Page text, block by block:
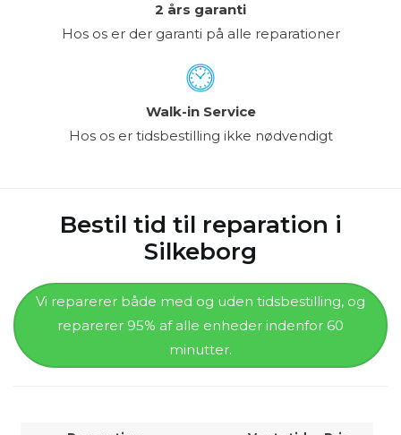
2 års garanti
Hos os er der garanti på alle reparationer
Walk-in Service
Hos os er tidsbestilling ikke nødvendigt
Bestil tid til reparation i
Silkeborg
Vi reparerer både med og uden tidsbestilling, og
reparerer 95% af alle enheder indenfor 60
minutter.